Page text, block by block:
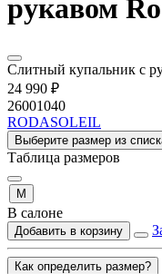
рукавом
Слитный купальник с
24 990 ₽
26001040
RODASOLEIL
Выберите размер из
Таблица размеров
M
В салоне
Добавить в корзину
Как определить размер?